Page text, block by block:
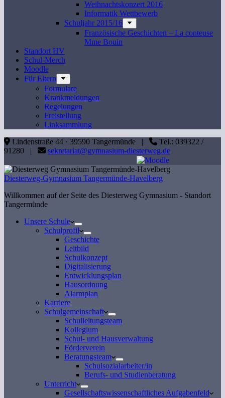
Weihnachtskonzert 2016
Informatik Wettbewerb
Schuljahr 2015/16
Französische Geschichten – La conteuse
Mme Bouin
Standort HV
Schul-Merch
Moodle
Für Eltern
Formulare
Krankmeldungen
Regelungen
Freistellung
Linksammlung
Lindenstraße 44 · 39590 Tangermünde |
Tel.: 039322 /
91280 |
sekretariat@gymnasium-diesterweg.de
Diesterweg-Gymnasium Tangermünde-Havelberg
Willkommen auf der Seite des Diesterweg Gymnasium - Standort
Tangermünde
Unsere Schule
Schulprofil
Geschichte
Leitbild
Schulkonzept
Digitalisierung
Entwicklungsplan
Hausordnung
Alarmplan
Karriere
Schulgemeinschaft
Schulleitungsteam
Kollegium
Schul- und Hausverwaltung
Förderverein
Beratungsteam
Schulsozialarbeiter/in
Berufs- und Studienberatung
Unterricht
Gesellschaftswissenschaftliches Aufgabenfeld